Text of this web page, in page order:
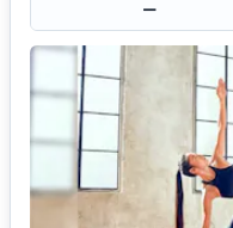
ー